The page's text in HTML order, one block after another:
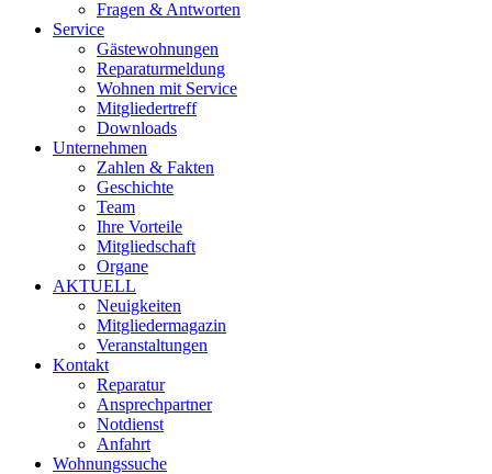
Fragen & Antworten
Service
Gästewohnungen
Reparaturmeldung
Wohnen mit Service
Mitgliedertreff
Downloads
Unternehmen
Zahlen & Fakten
Geschichte
Team
Ihre Vorteile
Mitgliedschaft
Organe
AKTUELL
Neuigkeiten
Mitgliedermagazin
Veranstaltungen
Kontakt
Reparatur
Ansprechpartner
Notdienst
Anfahrt
Wohnungssuche